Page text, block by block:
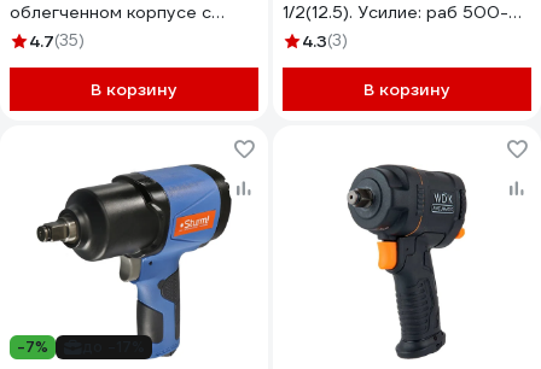
облегченном корпусе с
реверсом и регулировкой
4.7(35)
В корзину
1/2(12.5). Усилие: раб 500-
900 Nm/ макс-1200 Nm.
4.3(3)
В корзину
-7%